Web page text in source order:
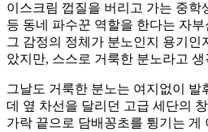
이스크림 껍질을 버리고 가는 중학
등 동네 파수꾼 역할을 한다는 자
그 감정의 정체가 분노인지 용기인
았지만, 스스로 거룩한 분노라고
그날도 거룩한 분노는 여지없이 발
데 옆 차선을 달리던 고급 세단의
가락 끝으로 담배꽁초를 튕기는 게